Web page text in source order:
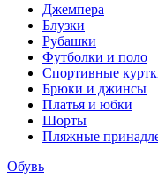
Джемпера
Блузки
Рубашки
Футболки и поло
Спортивные
Брюки и джинсы
Платья и юбки
Шорты
Пляжные
Обувь